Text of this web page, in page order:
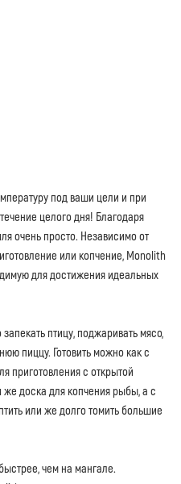
под ваши цели и при
целого дня! Благодаря
очень просто. Независимо от
или копчение, Monolith
для достижения идеальных
птицу, поджаривать мясо,
пиццу. Готовить можно как с
приготовления с открытой
доска для копчения рыбы, а с
или же долго томить большие
чем на мангале.